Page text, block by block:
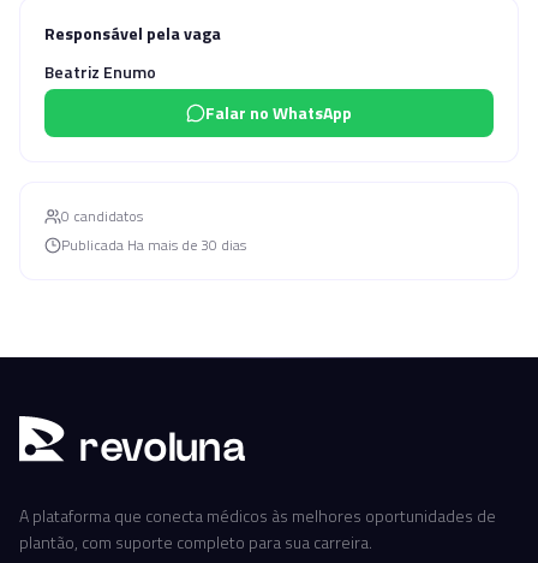
Responsável pela vaga
Beatriz Enumo
Falar no WhatsApp
0 candidatos
Publicada Ha mais de 30 dias
revoluna
A plataforma que conecta médicos às melhores oportunidades de
plantão, com suporte completo para sua carreira.